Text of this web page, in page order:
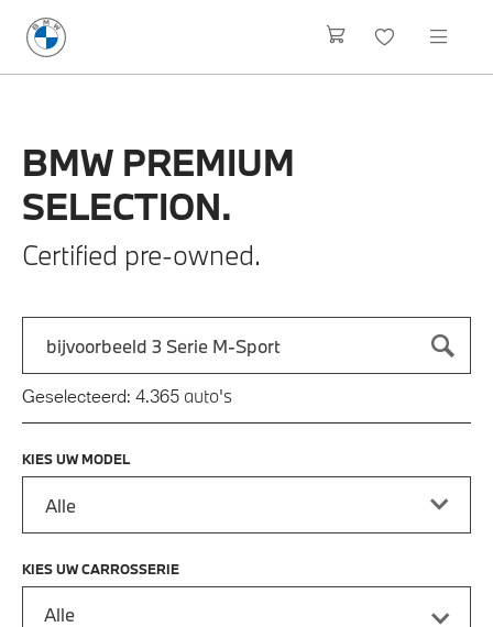
BMW PREMIUM
SELECTION.
Certified pre-owned.
Zoek naar een automodel, bijvoorbeeld 3 Serie M-Sport
Typ een automodel in en druk op enter om te zoeken
Geselecteerd: 4.365 auto's
KIES UW MODEL
KIES UW CARROSSERIE
Alle